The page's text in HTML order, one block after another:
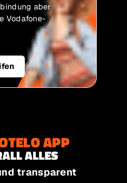
aber
Vodafone-
APP
ALLES
transparent